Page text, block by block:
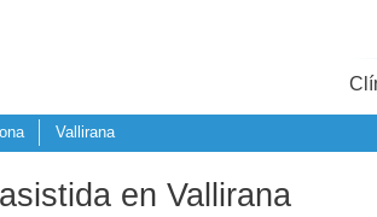
Vallirana
en Vallirana